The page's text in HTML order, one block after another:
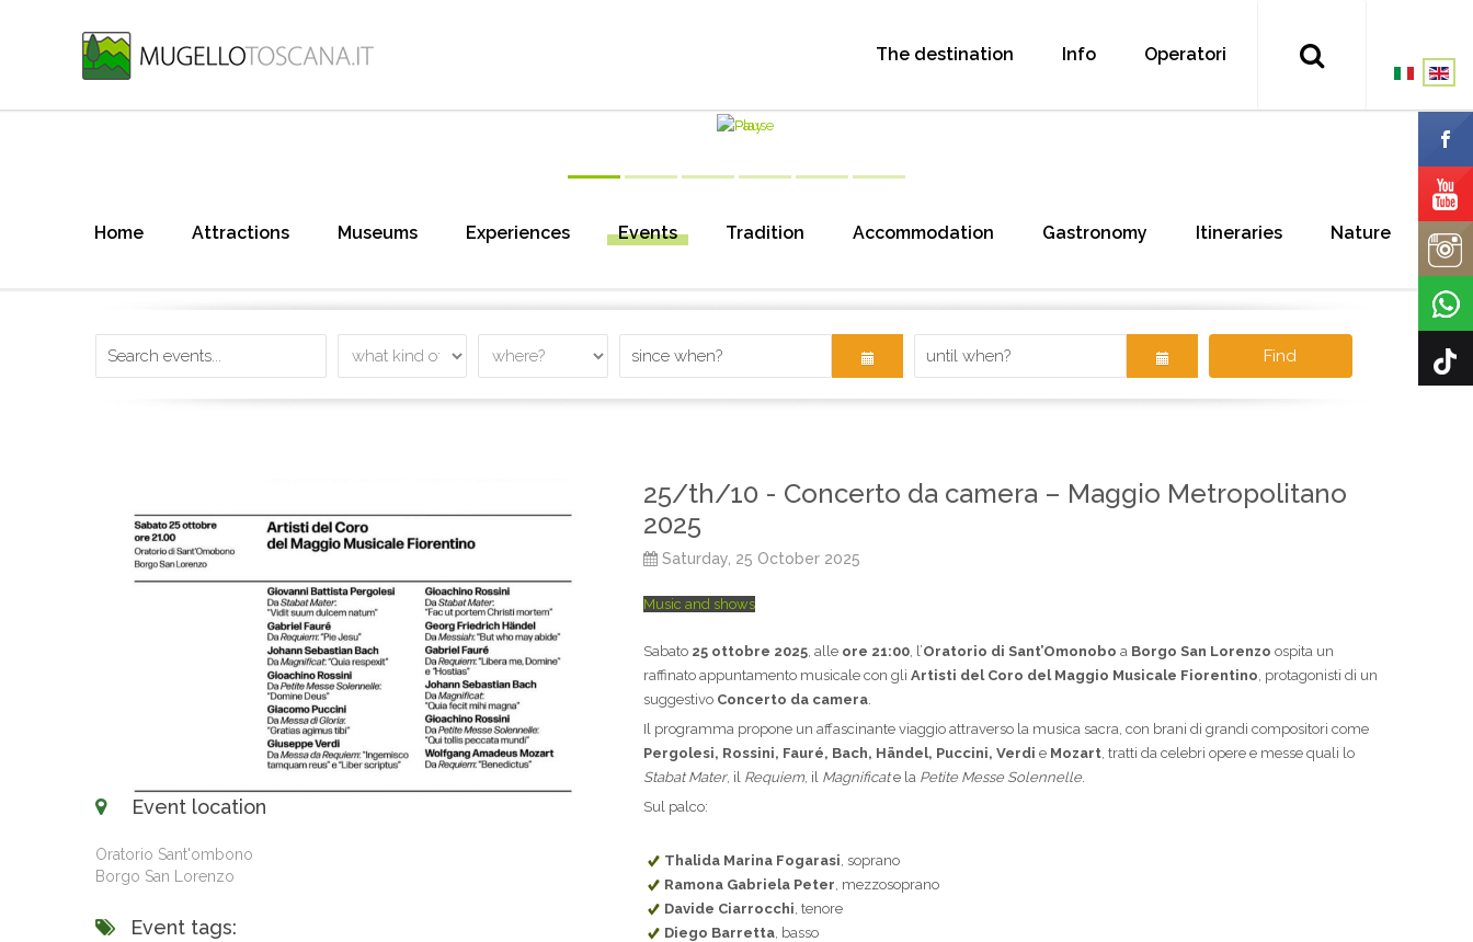
The destination Info Operatori
Home Attractions Museums Experiences Events Tradition Accommodation Gastronomy Itineraries Nature
Find
Event location
Oratorio Sant'ombono
Borgo San Lorenzo
Event tags:
25/th/10 - Concerto da camera – Maggio Metropolitano
2025
Saturday, 25 October 2025
Music and shows
Sabato 25 ottobre 2025 , alle ore 21:00 , l’Oratorio di Sant’Omonobo a Borgo San Lorenzo ospita un
raffinato appuntamento musicale con gli Artisti del Coro del Maggio Musicale Fiorentino , protagonisti di un
suggestivo Concerto da camera
Il programma propone un affascinante viaggio attraverso la musica sacra, con brani di grandi compositori come
Pergolesi, Rossini, Fauré, Bach, Händel, Puccini, Verdi e Mozart , tratti da celebri opere e messe quali lo
Stabat Mater, il Requiem, il Magnificate la Petite Messe Solennelle.
Sul palco:
Thalida Marina Fogarasi , soprano
Ramona Gabriela Peter , mezzosoprano
Davide Ciarrocchi , tenore
Diego Barretta , basso